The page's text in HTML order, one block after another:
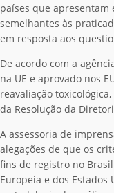
países que
semelhantes às
em resposta aos
De acordo com a
na UE e aprovado nos
reavaliação
da Resolução da
A assessoria de
alegações de que os
fins de registro no
Europeia e dos Estados